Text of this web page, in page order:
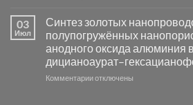
в
видимом
свете
с
помощью
модификации
серебра
с
электродов
серебра
и
03
Июл
Синтез золотых
полупогружённых
анодного оксида алюминия
Комментариикотключены